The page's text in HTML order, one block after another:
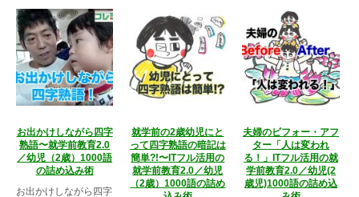
お出かけしながら四字
熟語〜就学前教育2.0
／幼児（2歳）1000語
の詰め込み術
お出かけしながら四字
就学前の2歳幼児にと
って四字熟語の暗記は
簡単?!〜ITフル活用の
就学前教育2.0／幼児
（2歳）1000語の詰め
夫婦のビフォー・アフ
ター「人は変われ
る！」ITフル活用の就
学前教育2.0／幼児(2
歳児)1000語の詰め込